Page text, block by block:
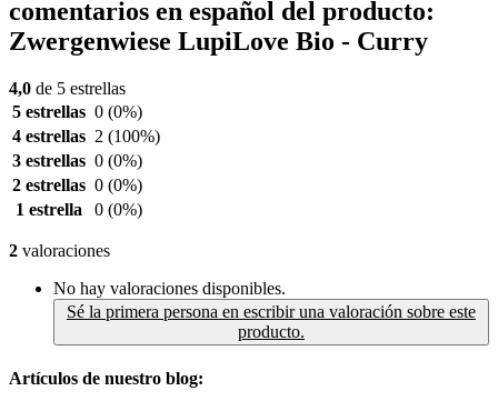
comentarios en español del producto:
Zwergenwiese LupiLove Bio - Curry
4,0 de 5 estrellas
5 estrellas 0 (0%)
4 estrellas 2 (100%)
3 estrellas 0 (0%)
2 estrellas 0 (0%)
1 estrella
0 (0%)
2 valoraciones
No hay valoraciones disponibles.
Sé la primera persona en escribir una valoración sobre este
producto.
Artículos de nuestro blog: